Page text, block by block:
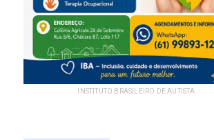
INSTITUTO BRASILEIRO DE AUTISTA